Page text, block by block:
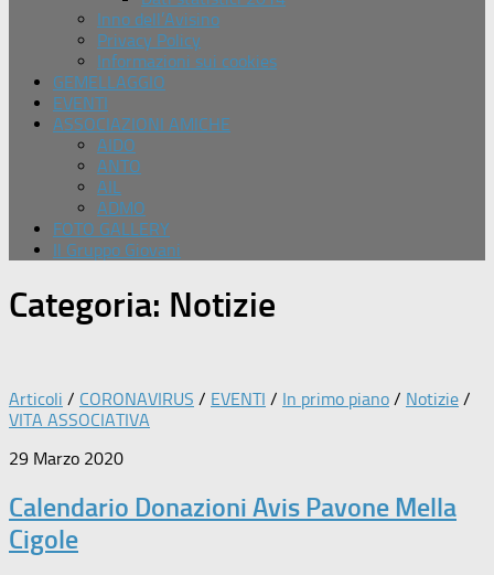
Inno dell’Avisino
Privacy Policy
Informazioni sui cookies
GEMELLAGGIO
EVENTI
ASSOCIAZIONI AMICHE
AIDO
ANTO
AIL
ADMO
FOTO GALLERY
Il Gruppo Giovani
Categoria: Notizie
Articoli / CORONAVIRUS / EVENTI / In primo piano / Notizie /
VITA ASSOCIATIVA
29 Marzo 2020
Calendario Donazioni Avis Pavone Mella
Cigole